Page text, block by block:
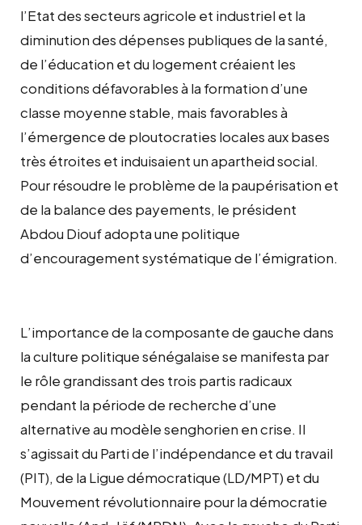
l’Etat des secteurs agricole et industriel et la
diminution des dépenses publiques de la santé,
de l’éducation et du logement créaient les
conditions défavorables à la formation d’une
classe moyenne stable, mais favorables à
l’émergence de ploutocraties locales aux bases
très étroites et induisaient un apartheid social.
Pour résoudre le problème de la paupérisation et
de la balance des payements, le président
Abdou Diouf adopta une politique
d’encouragement systématique de l’émigration.
L’importance de la composante de gauche dans
la culture politique sénégalaise se manifesta par
le rôle grandissant des trois partis radicaux
pendant la période de recherche d’une
alternative au modèle senghorien en crise. Il
s’agissait du Parti de l’indépendance et du travail
(PIT), de la Ligue démocratique (LD/MPT) et du
Mouvement révolutionnaire pour la démocratie